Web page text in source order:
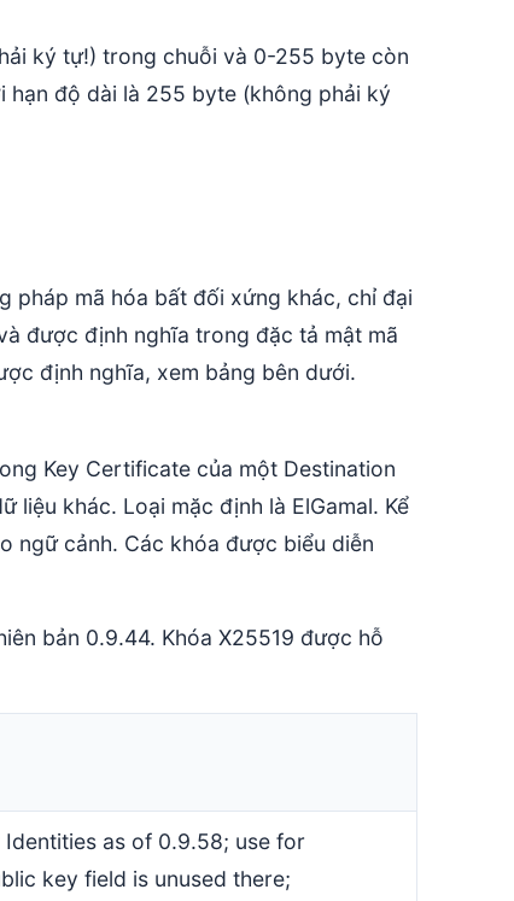
ký tự!) trong chuỗi và 0-255 byte còn
hạn độ dài là 255 byte (không phải ký
pháp mã hóa bất đối xứng khác, chỉ đại
được định nghĩa trong đặc tả mật mã
định nghĩa, xem bảng bên dưới.
Key Certificate của một Destination
liệu khác. Loại mặc định là ElGamal. Kể
ngữ cảnh. Các khóa được biểu diễn
bản 0.9.44. Khóa X25519 được hỗ
as of 0.9.58; use for
key field is unused there;